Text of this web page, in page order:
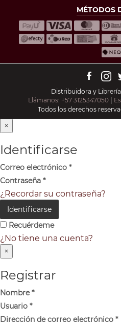
MÉTODOS
Distribuidora y
Llámanos: +57 3125347050 |
Todos los derechos
×
Identificarse
Correo electrónico *
Contraseña *
¿Recordar su contraseña?
Identificarse
Recuérdeme
¿No tiene una cuenta?
×
Registrar
Nombre*
Usuario *
Dirección de correo electrónico *